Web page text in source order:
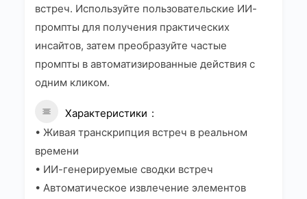
встреч. Используйте пользовательские ИИ-
промпты для получения практических
инсайтов, затем преобразуйте частые
промпты в автоматизированные действия с
одним кликом.
Характеристики
• Живая транскрипция встреч в реальном
времени
• ИИ-генерируемые сводки встреч
• Автоматическое извлечение элементов